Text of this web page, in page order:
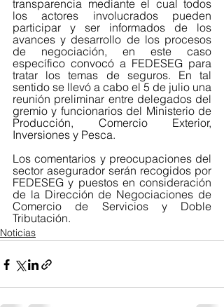
transparencia mediante el cual todos
los actores involucrados pueden
participar y ser informados de los
avances y desarrollo de los procesos
de negociación, en este caso
específico convocó a FEDESEG para
tratar los temas de seguros. En tal
sentido se llevó a cabo el 5 de julio una
reunión preliminar entre delegados del
gremio y funcionarios del Ministerio de
Producción, Comercio Exterior,
Inversiones y Pesca.
Los comentarios y preocupaciones del
sector asegurador serán recogidos por
FEDESEG y puestos en consideración
de la Dirección de Negociaciones de
Comercio de Servicios y Doble
Tributación.
Noticias